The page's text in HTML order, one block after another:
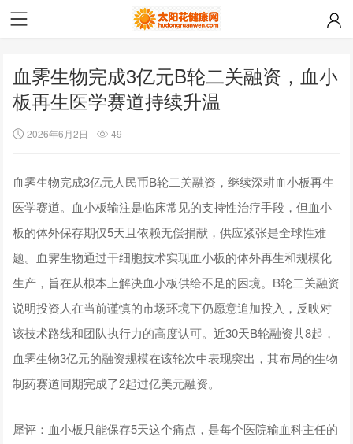
血霁生物完成3亿元B轮二关融资，血小
板再生医学赛道持续升温
2026年6月2日 49
血霁生物完成3亿元人民币B轮二关融资，继续深耕血小板再生
医学赛道。血小板输注是临床常见的支持性治疗手段，但血小
板的体外保存期仅5天且依赖无偿捐献，供应紧张是全球性难
题。血霁生物通过干细胞技术实现血小板的体外再生和规模化
生产，旨在从根本上解决血小板供给不足的困境。B轮二关融资
说明投资人在当前谨慎的市场环境下仍愿意追加投入，反映对
该技术路线和团队执行力的高度认可。近30天B轮融资共8起，
血霁生物3亿元的融资规模在该轮次中表现突出，其布局的生物
制药赛道同期完成了2起过亿美元融资。
犀评：血小板只能保存5天这个痛点，是每个医院输血科主任的